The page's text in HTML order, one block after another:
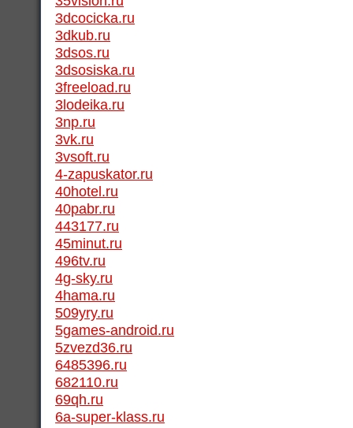
3dcocicka.ru
3dkub.ru
3dsos.ru
3dsosiska.ru
3freeload.ru
3lodeika.ru
3np.ru
3vk.ru
3vsoft.ru
4-zapuskator.ru
40hotel.ru
40pabr.ru
443177.ru
45minut.ru
496tv.ru
4g-sky.ru
4hama.ru
509yry.ru
5games-android.ru
5zvezd36.ru
6485396.ru
682110.ru
69qh.ru
6a-super-klass.ru